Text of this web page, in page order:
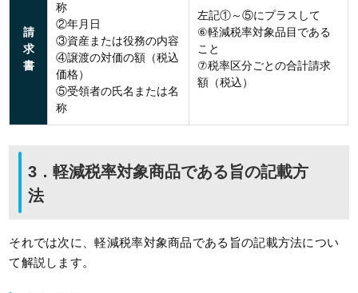
請
求
書
称
②年月日
③資産または役務の内容
④譲渡の対価の額（税込
価格）
⑤受領者の氏名または名
称
左記①～⑤にプラスして
⑥軽減税率対象品目である
こと
⑦税率区分ごとの合計請求
額（税込）
3．軽減税率対象商品である旨の記載方
法
それでは次に、軽減税率対象商品である旨の記載方法につい
て解説します。